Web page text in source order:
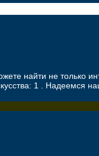
найти не только
1 . Надеемся